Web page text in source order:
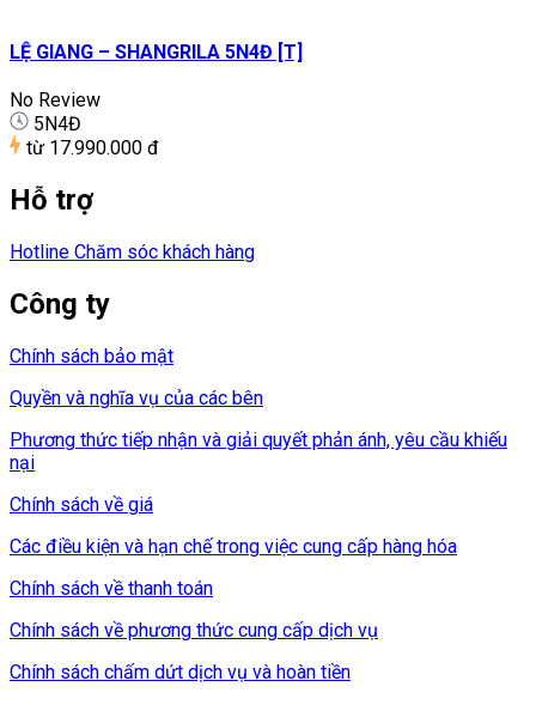
LỆ GIANG – SHANGRILA 5N4Đ [T]
No Review
5N4Đ
từ 17.990.000 đ
Hỗ trợ
Hotline Chăm sóc khách hàng
Công ty
Chính sách bảo mật
Quyền và nghĩa vụ của các bên
Phương thức tiếp nhận và giải quyết phản ánh, yêu cầu khiếu
nại
Chính sách về giá
Các điều kiện và hạn chế trong việc cung cấp hàng hóa
Chính sách về thanh toán
Chính sách về phương thức cung cấp dịch vụ
Chính sách chấm dứt dịch vụ và hoàn tiền